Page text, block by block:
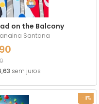
on the Balcony
Santana
sem juros
-11%